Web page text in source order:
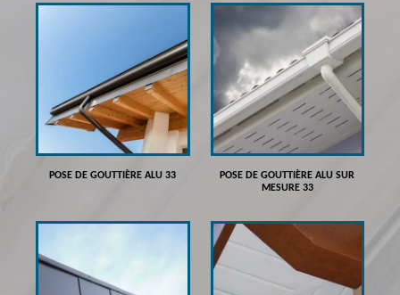
POSE DE GOUTTIÈRE ALU 33
POSE DE GOUTTIÈRE ALU SUR
MESURE 33